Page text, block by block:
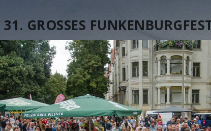
31. GROSSES FUNKENBURGFEST